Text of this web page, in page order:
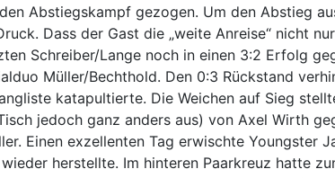
Abstiegskampf gezogen. Um den Abstieg
Dass der Gast die „weite Anreise“ nicht
Schreiber/Lange noch in einen 3:2 Erfolg
Müller/Bechthold. Den 0:3 Rückstand
katapultierte. Die Weichen auf Sieg
jedoch ganz anders aus) von Axel Wirth
Einen exzellenten Tag erwischte Youngster
herstellte. Im hinteren Paarkreuz hatte